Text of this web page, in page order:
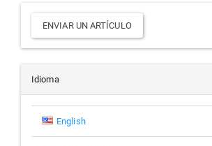
Enviar
un
artículo
ENVIAR UN ARTÍCULO
Idioma
English